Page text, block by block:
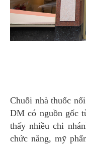
Chuỗi nhà thuốc nổi tiếng và lớn nhất ở châu Âu, DM.
DM có nguồn gốc
thấy nhiều chi
chức năng, mỹ